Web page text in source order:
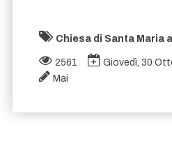
Chiesa di Santa Maria
2561
Giovedì, 30
Mai